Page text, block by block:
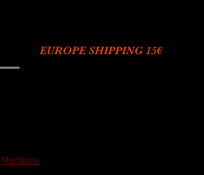
EUROPE SHIPPING 15€
Mentions